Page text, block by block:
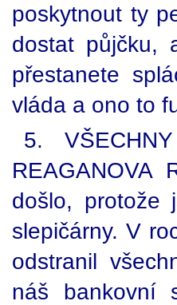
poskytnout ty
dostat půjčku,
přestanete
vláda a ono to
5.
REAGANOVA
došlo, protože
slepičárny. V
odstranil
náš bankovní